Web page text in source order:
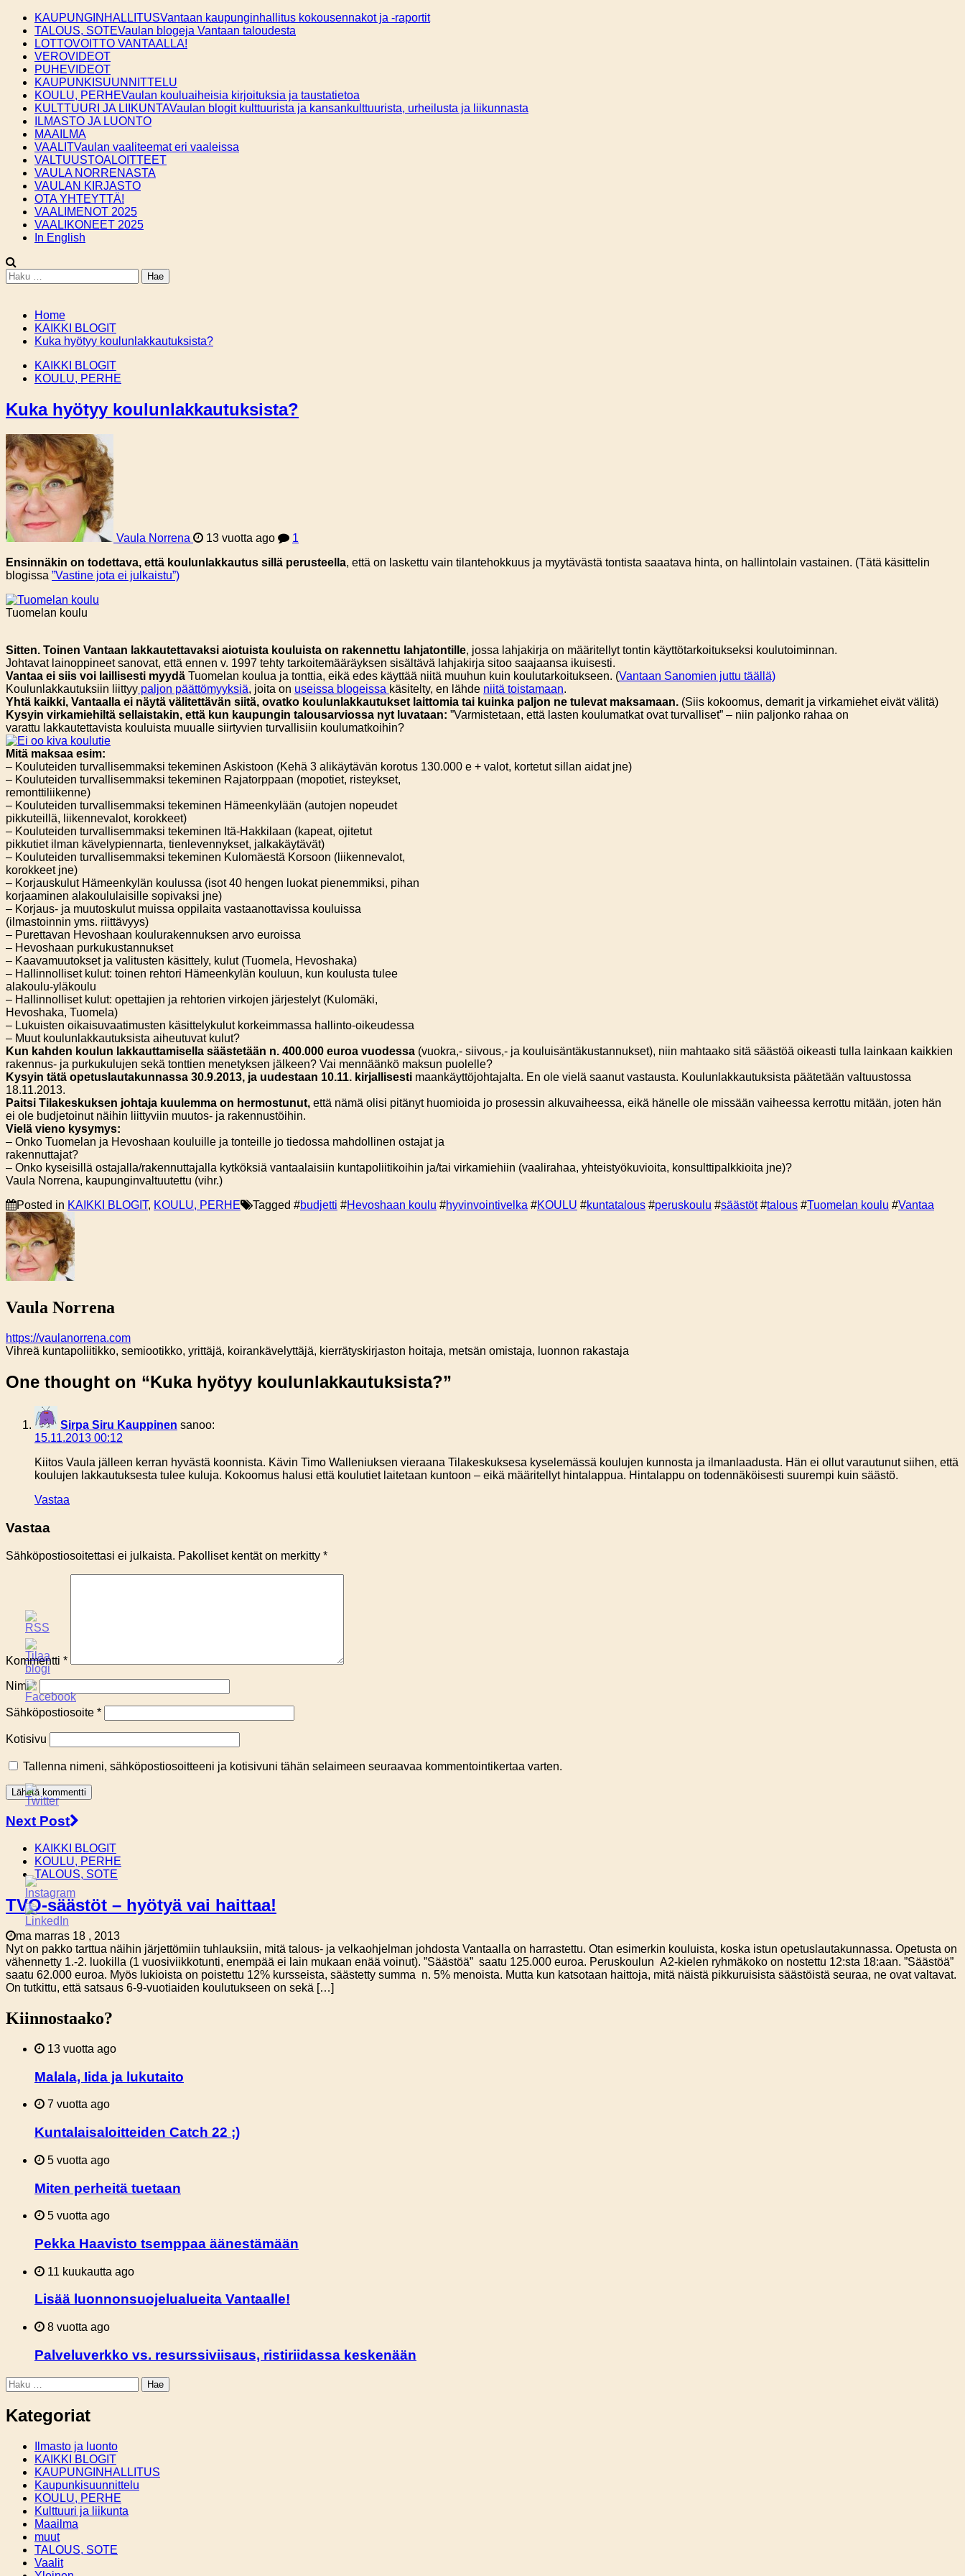
Skip
content
KAUPUNGINHALLITUSVantaan kaupunginhallitus kokousennakot ja -raportit
TALOUS, SOTEVaulan blogeja Vantaan taloudesta
LOTTOVOITTO VANTAALLA!
VEROVIDEOT
PUHEVIDEOT
KAUPUNKISUUNNITTELU
KOULU, PERHEVaulan kouluaiheisia kirjoituksia ja taustatietoa
KULTTUURI JA LIIKUNTAVaulan blogit kulttuurista ja kansankulttuurista, urheilusta ja liikunnasta
ILMASTO JA LUONTO
MAAILMA
VAALITVaulan vaaliteemat eri vaaleissa
VALTUUSTOALOITTEET
VAULA NORRENASTA
VAULAN KIRJASTO
OTA YHTEYTTÄ!
VAALIMENOT 2025
VAALIKONEET 2025
In English
Haku:
Home
KAIKKI BLOGIT
Kuka hyötyy koulunlakkautuksista?
KAIKKI BLOGIT
KOULU, PERHE
Kuka hyötyy koulunlakkautuksista?
Vaula Norrena 13 vuotta ago
1
Ensinnäkin on todettava, että koulunlakkautus sillä perusteella, että on laskettu vain tilantehokkuus ja myytävästä tontista saaatava hinta, on hallintolain vastainen. (Tätä käsittelin
blogissa ”Vastine jota ei julkaistu”)
Tuomelan koulu
Sitten. Toinen Vantaan lakkautettavaksi aiotuista kouluista on rakennettu lahjatontille, jossa lahjakirja on määritellyt tontin käyttötarkoitukseksi koulutoiminnan.
Johtavat lainoppineet sanovat, että ennen v. 1997 tehty tarkoitemääräyksen sisältävä lahjakirja sitoo saajaansa ikuisesti.
Vantaa ei siis voi laillisesti myydä Tuomelan koulua ja tonttia, eikä edes käyttää niitä muuhun kuin koulutarkoitukseen. (Vantaan Sanomien juttu täällä)
Koulunlakkautuksiin liittyy paljon päättömyyksiä, joita on useissa blogeissa käsitelty, en lähde niitä toistamaan.
Yhtä kaikki, Vantaalla ei näytä välitettävän siitä, ovatko koulunlakkautukset laittomia tai kuinka paljon ne tulevat maksamaan. (Siis kokoomus, demarit ja virkamiehet eivät välitä)
Kysyin virkamiehiltä sellaistakin, että kun kaupungin talousarviossa nyt luvataan: ”Varmistetaan, että lasten koulumatkat ovat turvalliset” – niin paljonko rahaa on
varattu lakkautettavista kouluista muualle siirtyvien turvallisiin koulumatkoihin?
Mitä maksaa esim:
– Kouluteiden turvallisemmaksi tekeminen Askistoon (Kehä 3 alikäytävän korotus 130.000 e + valot, kortetut sillan aidat jne)
– Kouluteiden turvallisemmaksi tekeminen Rajatorppaan (mopotiet, risteykset,
remonttiliikenne)
– Kouluteiden turvallisemmaksi tekeminen Hämeenkylään (autojen nopeudet
pikkuteillä, liikennevalot, korokkeet)
– Kouluteiden turvallisemmaksi tekeminen Itä-Hakkilaan (kapeat, ojitetut
pikkutiet ilman kävelypiennarta, tienlevennykset, jalkakäytävät)
– Kouluteiden turvallisemmaksi tekeminen Kulomäestä Korsoon (liikennevalot,
korokkeet jne)
– Korjauskulut Hämeenkylän koulussa (isot 40 hengen luokat pienemmiksi, pihan
korjaaminen alakoululaisille sopivaksi jne)
– Korjaus- ja muutoskulut muissa oppilaita vastaanottavissa kouluissa
(ilmastoinnin yms. riittävyys)
– Purettavan Hevoshaan koulurakennuksen arvo euroissa
– Hevoshaan purkukustannukset
– Kaavamuutokset ja valitusten käsittely, kulut (Tuomela, Hevoshaka)
– Hallinnolliset kulut: toinen rehtori Hämeenkylän kouluun, kun koulusta tulee
alakoulu-yläkoulu
– Hallinnolliset kulut: opettajien ja rehtorien virkojen järjestelyt (Kulomäki,
Hevoshaka, Tuomela)
– Lukuisten oikaisuvaatimusten käsittelykulut korkeimmassa hallinto-oikeudessa
– Muut koulunlakkautuksista aiheutuvat kulut?
Kun kahden koulun lakkauttamisella säästetään n. 400.000 euroa vuodessa (vuokra,- siivous,- ja kouluisäntäkustannukset), niin mahtaako sitä säästöä oikeasti tulla lainkaan kaikkien
rakennus- ja purkukulujen sekä tonttien menetyksen jälkeen? Vai mennäänkö maksun puolelle?
Kysyin tätä opetuslautakunnassa 30.9.2013, ja uudestaan 10.11. kirjallisesti maankäyttöjohtajalta. En ole vielä saanut vastausta. Koulunlakkautuksista päätetään valtuustossa
18.11.2013.
Paitsi Tilakeskuksen johtaja kuulemma on hermostunut, että nämä olisi pitänyt huomioida jo prosessin alkuvaiheessa, eikä hänelle ole missään vaiheessa kerrottu mitään, joten hän
ei ole budjetoinut näihin liittyviin muutos- ja rakennustöihin.
Vielä vieno kysymys:
– Onko Tuomelan ja Hevoshaan kouluille ja tonteille jo tiedossa mahdollinen ostajat ja
rakennuttajat?
– Onko kyseisillä ostajalla/rakennuttajalla kytköksiä vantaalaisiin kuntapoliitikoihin ja/tai virkamiehiin (vaalirahaa, yhteistyökuvioita, konsulttipalkkioita jne)?
Vaula Norrena, kaupunginvaltuutettu (vihr.)
Posted in KAIKKI BLOGIT, KOULU, PERHE Tagged #budjetti #Hevoshaan koulu #hyvinvointivelka #KOULU #kuntatalous #peruskoulu #säästöt#talous #Tuomelan koulu #Vantaa
Vaula Norrena
https://vaulanorrena.com
Vihreä kuntapoliitikko, semiootikko, yrittäjä, koirankävelyttäjä, kierrätyskirjaston hoitaja, metsän omistaja, luonnon rakastaja
One thought on “Kuka hyötyy koulunlakkautuksista?”
Sirpa Siru Kauppinen sanoo:
15.11.2013 00:12
Kiitos Vaula jälleen kerran hyvästä koonnista. Kävin Timo Walleniuksen vieraana Tilakeskuksesa kyselemässä koulujen kunnosta ja ilmanlaadusta. Hän ei ollut varautunut siihen, että
koulujen lakkautuksesta tulee kuluja. Kokoomus halusi että koulutiet laitetaan kuntoon – eikä määritellyt hintalappua. Hintalappu on todennäköisesti suurempi kuin säästö.
Vastaa
Vastaa
Sähköpostiosoitettasi ei julkaista. Pakolliset kentät on merkitty *
Kommentti *
Nimi*
Sähköpostiosoite *
Kotisivu
Tallenna nimeni, sähköpostiosoitteeni ja kotisivuni tähän selaimeen seuraavaa kommentointikertaa varten.
Next Post
KAIKKI BLOGIT
KOULU, PERHE
TALOUS, SOTE
TVO-säästöt – hyötyä vai haittaa!
ma marras 18 , 2013
Nyt on pakko tarttua näihin järjettömiin tuhlauksiin, mitä talous- ja velkaohjelman johdosta Vantaalla on harrastettu. Otan esimerkin kouluista, koska istun opetuslautakunnassa. Opetusta on
vähennetty 1.-2. luokilla (1 vuosiviikkotunti, enempää ei lain mukaan enää voinut). ”Säästöä” saatu 125.000 euroa. Peruskoulun A2-kielen ryhmäkoko on nostettu 12:sta 18:aan. ”Säästöä”
saatu 62.000 euroa. Myös lukioista on poistettu 12% kursseista, säästetty summa n. 5% menoista. Mutta kun katsotaan haittoja, mitä näistä pikkuruisista säästöistä seuraa, ne ovat valtavat.
On tutkittu, että satsaus 6-9-vuotiaiden koulutukseen on sekä […]
Kiinnostaako?
13 vuotta ago
Malala, Iida ja lukutaito
7 vuotta ago
Kuntalaisaloitteiden Catch 22 ;)
5 vuotta ago
Miten perheitä tuetaan
5 vuotta ago
Pekka Haavisto tsemppaa äänestämään
11 kuukautta ago
Lisää luonnonsuojelualueita Vantaalle!
8 vuotta ago
Palveluverkko vs. resurssiviisaus, ristiriidassa keskenään
Haku:
Kategoriat
Ilmasto ja luonto
KAIKKI BLOGIT
KAUPUNGINHALLITUS
Kaupunkisuunnittelu
KOULU, PERHE
Kulttuuri ja liikunta
Maailma
muut
TALOUS, SOTE
Vaalit